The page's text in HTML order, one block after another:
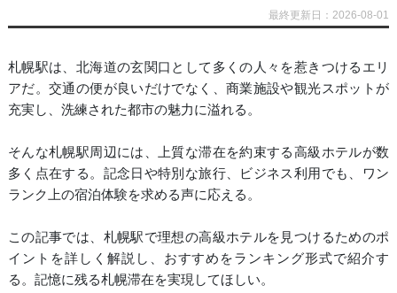
最終更新日：2026-08-01
札幌駅は、北海道の玄関口として多くの人々を惹きつけるエリ
アだ。交通の便が良いだけでなく、商業施設や観光スポットが
充実し、洗練された都市の魅力に溢れる。
そんな札幌駅周辺には、上質な滞在を約束する高級ホテルが数
多く点在する。記念日や特別な旅行、ビジネス利用でも、ワン
ランク上の宿泊体験を求める声に応える。
この記事では、札幌駅で理想の高級ホテルを見つけるためのポ
イントを詳しく解説し、おすすめをランキング形式で紹介す
る。記憶に残る札幌滞在を実現してほしい。